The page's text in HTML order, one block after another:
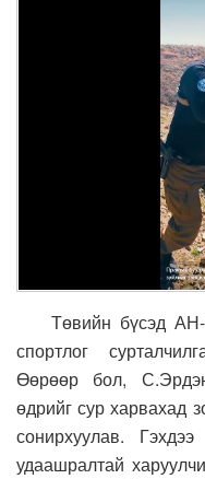
Төвийн бүсэд АН-
спортлог
Өөрөөр бол,
өдрийг сур харвахад
сонирхуулав.
удаашралтай